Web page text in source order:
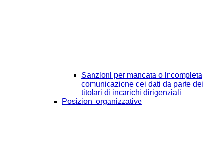
Sanzioni per mancata o incompleta
comunicazione dei dati da parte dei
titolari di incarichi dirigenziali
Posizioni organizzative